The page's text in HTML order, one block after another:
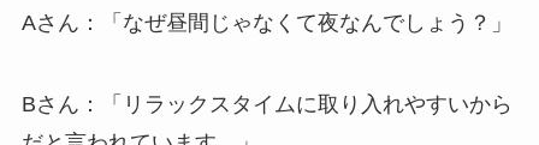
Aさん：「なぜ昼間じゃなくて夜なんでしょう？」
Bさん：「リラックスタイムに取り入れやすいから